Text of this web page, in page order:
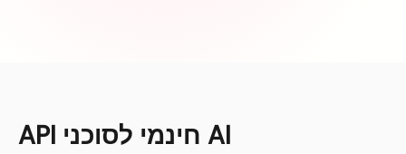
API חינמי לסוכני AI